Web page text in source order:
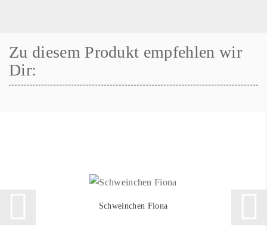
Zu diesem Produkt empfehlen wir
Dir:
Schweinchen Fiona